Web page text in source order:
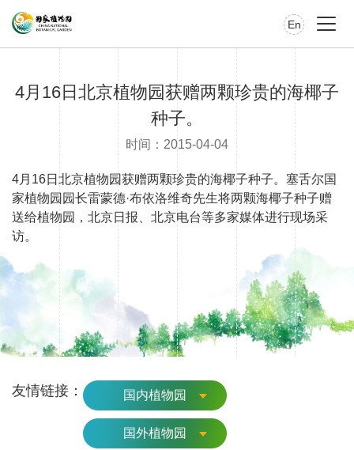
En
4月16日北京植物园获赠两颗珍贵的海椰子
种子。
时间：2015-04-04
4月16日北京植物园获赠两颗珍贵的海椰子种子。塞舌尔国
家植物园园长雷蒙德·布依洛维奇先生将两颗海椰子种子赠
送给植物园，北京日报、北京电台等多家媒体进行现场采
访。
友情链接： 国内植物园
国外植物园